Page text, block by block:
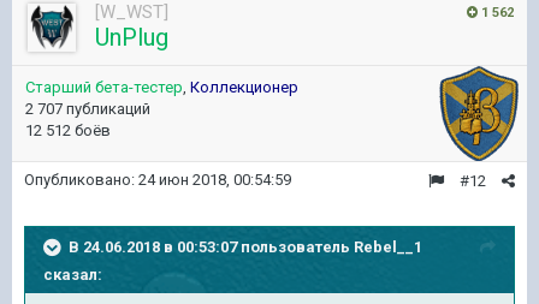
1 562
[W_WST]
UnPlug
Старший бета-тестер, Коллекционер
2 707 публикаций
12 512 боёв
#12
Опубликовано: 24 июн 2018, 00:54:59
В 24.06.2018 в 00:53:07 пользователь Rebel__1
сказал: